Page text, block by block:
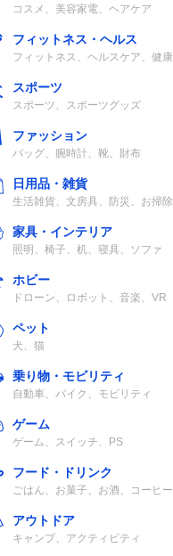
投写距離
約1.68〜
インチ）
2.5ｍで約100イ
ンチ、3.8mで
約150インチ
推奨投影サイ
ズ：2.6〜
4m（100〜150
コスメ、美容家電、ヘアケア
フィットネス・ヘルス
フィットネス、ヘルスケア、健康
スポーツ
スポーツ、スポーツグッズ
ファッション
バッグ、腕時計、靴、財布
日用品・雑貨
生活雑貨、文房具、防災、お掃除
家具・インテリア
照明、椅子、机、寝具、ソファ
ホビー
ドローン、ロボット、音楽、VR
ペット
犬、猫
乗り物・モビリティ
自動車、バイク、モビリティ
ゲーム
ゲーム、スイッチ、PS
フード・ドリンク
ごはん、お菓子、お酒、コーヒー
アウトドア
キャンプ、アクティビティ